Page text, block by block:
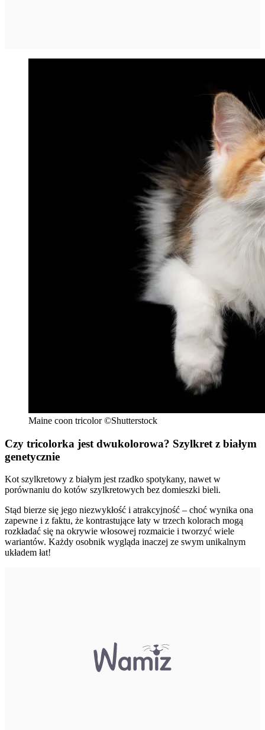
Maine coon tricolor ©Shutterstock
Czy tricolorka jest dwukolorowa? Szylkret z białym
genetycznie
Kot szylkretowy z białym jest rzadko spotykany, nawet w
porównaniu do kotów szylkretowych bez domieszki bieli.
Stąd bierze się jego niezwykłość i atrakcyjność – choć wynika ona
zapewne i z faktu, że kontrastujące łaty w trzech kolorach mogą
rozkładać się na okrywie włosowej rozmaicie i tworzyć wiele
wariantów. Każdy osobnik wygląda inaczej ze swym unikalnym
układem łat!